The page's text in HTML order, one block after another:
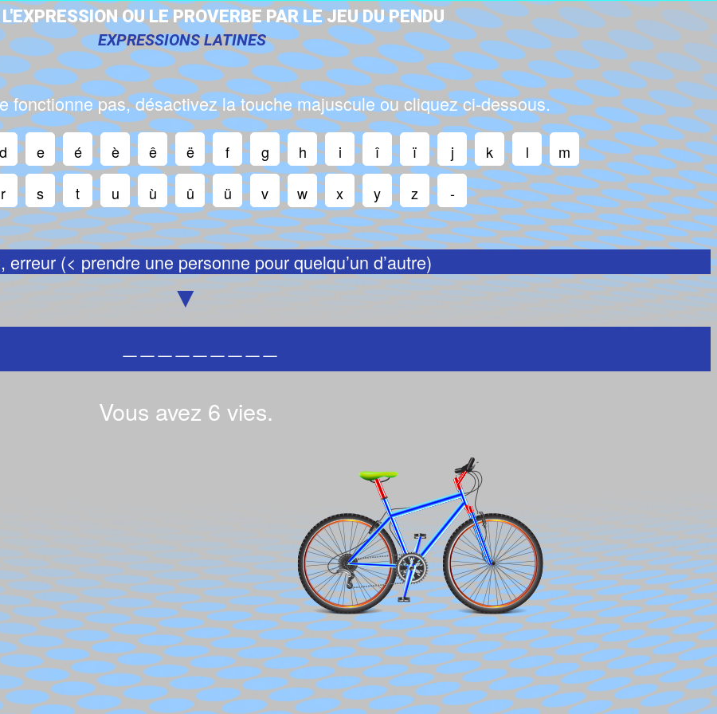
L'EXPRESSION OU LE PROVERBE PAR LE JEU DU PENDU
EXPRESSIONS LATINES
fonctionne pas, désactivez la touche majuscule ou cliquez ci-dessous.
d e é è ê ë f g h i î ï j k l
m
r s t u ù û ü v w x y z -
erreur (< prendre une personne pour quelqu’un d’autre)
▼
Vous avez 6 vies.